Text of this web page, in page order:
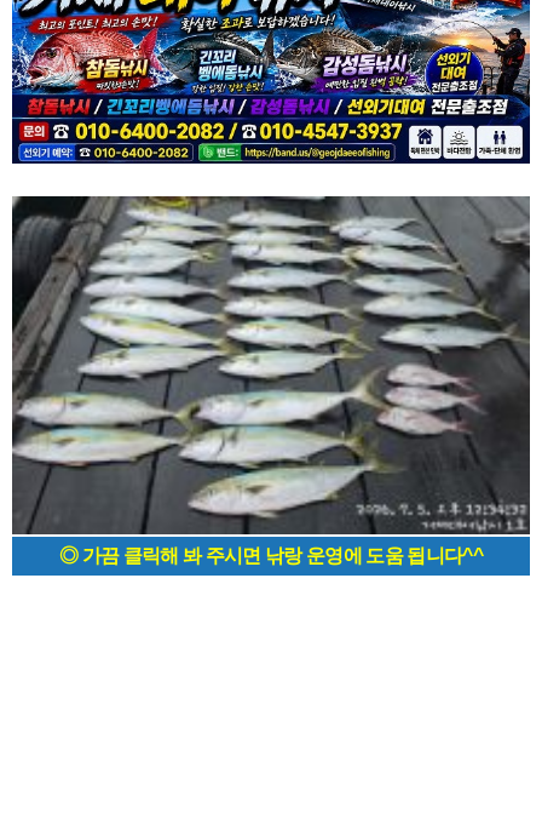
◎ 가끔 클릭해 봐 주시면 낚랑 운영에 도움 됩니다^^